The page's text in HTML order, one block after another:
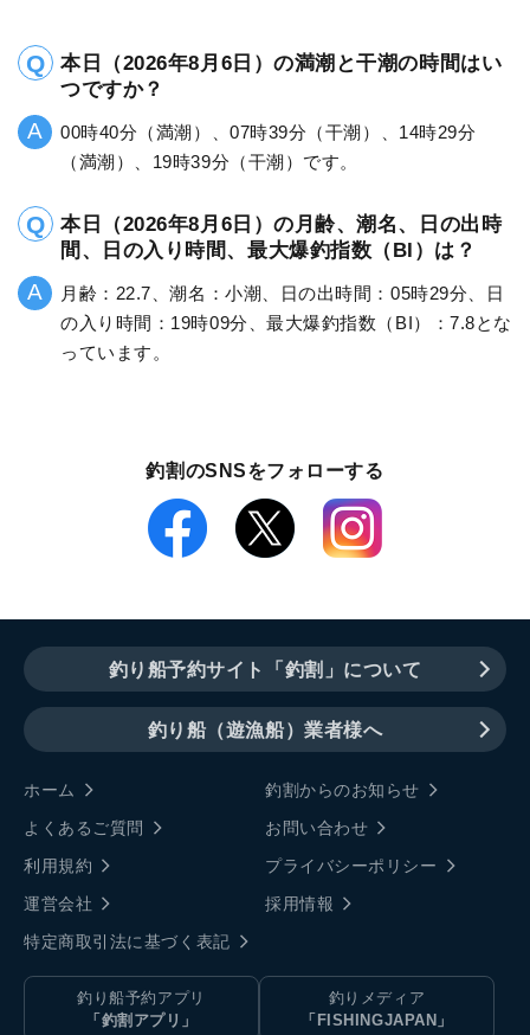
本日（2026年8月6日）の満潮と干潮の時間はい
つですか？
00時40分（満潮）、07時39分（干潮）、14時29分
（満潮）、19時39分（干潮）です。
本日（2026年8月6日）の月齢、潮名、日の出時
間、日の入り時間、最大爆釣指数（BI）は？
月齢：22.7、潮名：小潮、日の出時間：05時29分、日
の入り時間：19時09分、最大爆釣指数（BI）：7.8とな
っています。
釣割のSNSをフォローする
釣り船予約サイト「釣割」について
釣り船（遊漁船）業者様へ
ホーム
釣割からのお知らせ
よくあるご質問
お問い合わせ
利用規約
プライバシーポリシー
運営会社
採用情報
特定商取引法に基づく表記
釣り船予約アプリ
「釣割アプリ」
釣りメディア
「FISHINGJAPAN」